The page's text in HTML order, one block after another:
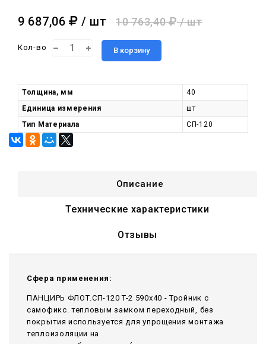
9 687,06 / шт 10 763,40 / шт
Кол-во В корзину
Толщина, мм
40
Единица измерения
шт
Тип Материала
СП-120
Описание
Технические характеристики
Отзывы
Сфера применения:
ПАНЦИРЬ ФЛОТ.СП-120 T-2 590x40 - Тройник c
самофикс. тепловым замком переходный, без
покрытия используется для упрощения монтажа
теплоизоляции на